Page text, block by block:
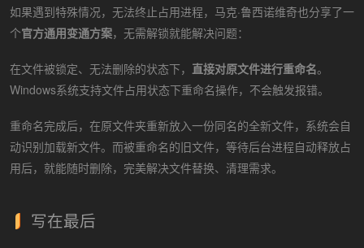
如果遇到特殊情况，无法终止占用进程，马克·鲁西诺维奇也分享了一
个官方通用变通方案，无需解锁就能解决问题：
在文件被锁定、无法删除的状态下， 直接对原文件进行重命名。
Windows系统支持文件占用状态下重命名操作，不会触发报错。
重命名完成后，在原文件夹重新放入一份同名的全新文件，系统会自
动识别加载新文件。而被重命名的旧文件，等待后台进程自动释放占
用后，就能随时删除，完美解决文件替换、清理需求。
写在最后